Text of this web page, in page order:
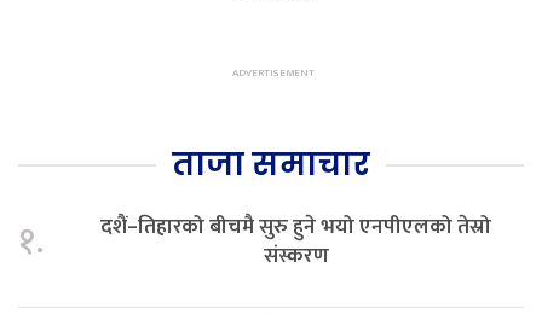
ताजा समाचार
१.
दशैं–तिहारको बीचमै सुरु हुने भयो एनपीएलको तेस्रो
संस्करण